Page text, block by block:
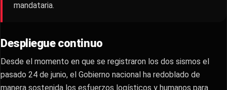
mandataria.
Despliegue continuo
Desde el momento en que se registraron los dos sismos el
pasado 24 de junio, el Gobierno nacional ha redoblado de
manera sostenida los esfuerzos logísticos y humanos para